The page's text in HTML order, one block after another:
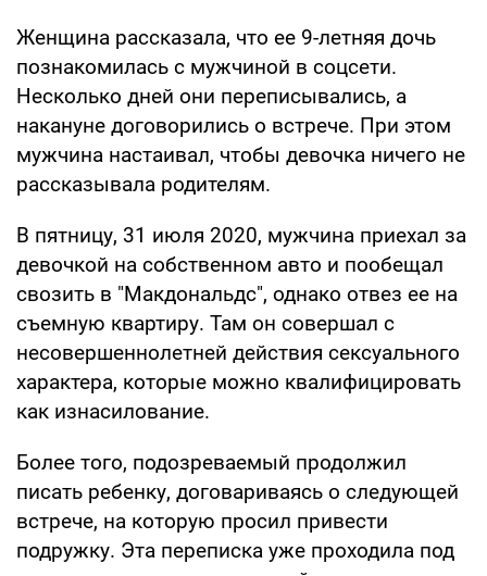
Женщина рассказала, что ее 9-летняя дочь
познакомилась с мужчиной в соцсети.
Несколько дней они переписывались, а
накануне договорились о встрече. При этом
мужчина настаивал, чтобы девочка ничего не
рассказывала родителям.
В пятницу, 31 июля 2020, мужчина приехал за
девочкой на собственном авто и пообещал
свозить в "Макдональдс", однако отвез ее на
съемную квартиру. Там он совершал с
несовершеннолетней действия сексуального
характера, которые можно квалифицировать
как изнасилование.
Более того, подозреваемый продолжил
писать ребенку, договариваясь о следующей
встрече, на которую просил привести
подружку. Эта переписка уже проходила под